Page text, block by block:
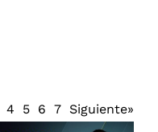
4 5 6 7 Siguiente»